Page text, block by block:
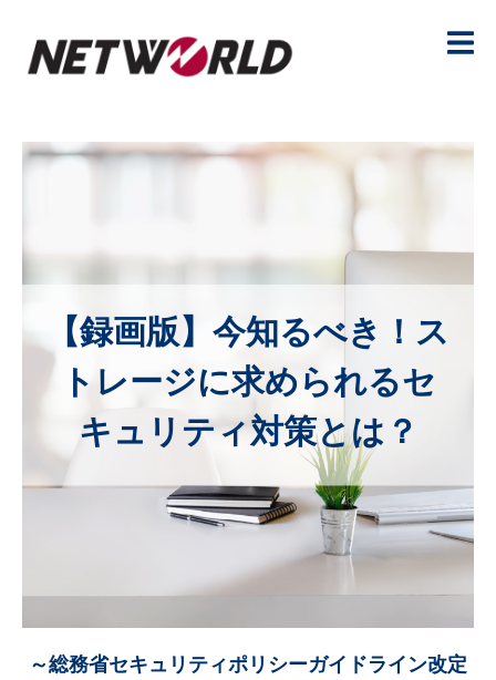
【録画版】今知るべき！ス
トレージに求められるセ
キュリティ対策とは？
～総務省セキュリティポリシーガイドライン改定